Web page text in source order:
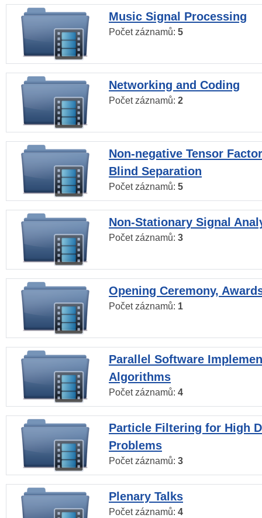
Music Signal Processing
Počet záznamů: 5
Networking and Coding
Počet záznamů: 2
Non-negative Tensor
Blind Separation
Počet záznamů: 5
Non-Stationary Signal
Počet záznamů: 3
Opening Ceremony,
Počet záznamů: 1
Parallel Software
Algorithms
Počet záznamů: 4
Particle Filtering for High
Problems
Počet záznamů: 3
Plenary Talks
Počet záznamů: 4